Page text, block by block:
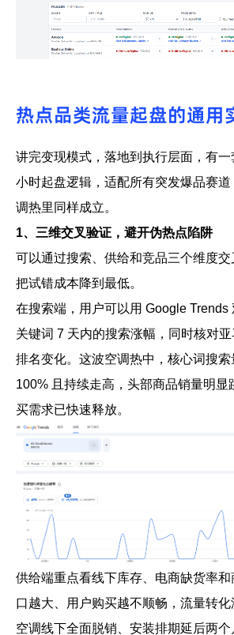
热点品类流量起盘的通用
讲完变现模式，落地到执行层面，有
小时起盘逻辑，适配所有突发爆品赛
调热里同样成立。
1、三维交叉验证，避开伪热点陷阱
可以通过搜索、供给和竞品三个维度交
把试错成本降到最低。
在搜索端，用户可以用 Google Trends
关键词 7 天内的搜索涨幅，同时核对
排名变化。这波空调热中，核心词搜索
100% 且持续走高，头部商品销量明显
买需求已快速释放。
供给端重点看线下库存、电商缺货率
口越大、用户购买越不顺畅，流量转化
空调线下全面脱销、安装排期延后两